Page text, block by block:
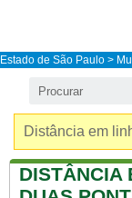
Estado de São Paulo >
Distância em
DISTÂNCIA